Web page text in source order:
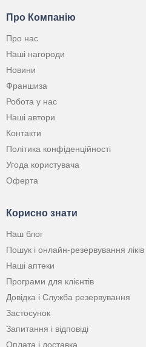
Про Компанію
Про нас
Наші нагороди
Новини
Франшиза
Робота у нас
Наші автори
Контакти
Політика конфіденційності
Угода користувача
Оферта
Корисно знати
Наш блог
Пошук і онлайн-резервування ліків
Наші аптеки
Програми для клієнтів
Довідка і Служба резервування
Застосунок
Запитання і відповіді
Оплата і доставка